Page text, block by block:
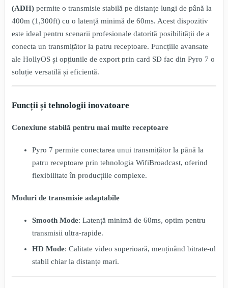
(ADH) permite o transmisie stabilă pe distanțe lungi de până la
400m (1,300ft) cu o latență minimă de 60ms. Acest dispozitiv
este ideal pentru scenarii profesionale datorită posibilității de a
conecta un transmițător la patru receptoare. Funcțiile avansate
ale HollyOS și opțiunile de export prin card SD fac din Pyro 7 o
soluție versatilă și eficientă.
Funcții și tehnologii inovatoare
Conexiune stabilă pentru mai multe receptoare
Pyro 7 permite conectarea unui transmițător la până la
patru receptoare prin tehnologia WifiBroadcast, oferind
flexibilitate în producțiile complexe.
Moduri de transmisie adaptabile
Smooth Mode: Latență minimă de 60ms, optim pentru
transmisii ultra-rapide.
HD Mode: Calitate video superioară, menținând bitrate-ul
stabil chiar la distanțe mari.